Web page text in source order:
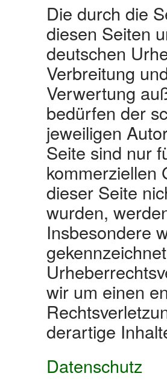
Die durch die
diesen Seiten
deutschen
Verbreitung
Verwertung
bedürfen der
jeweiligen
Seite sind nur
kommerziellen
dieser Seite
wurden,
Insbesondere
wir um einen
derartige
Datenschutz